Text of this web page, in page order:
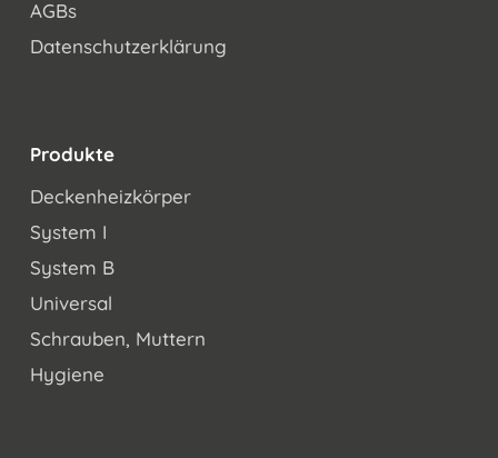
AGBs
Datenschutzerklärung
Produkte
Deckenheizkörper
System I
System B
Universal
Schrauben, Muttern
Hygiene